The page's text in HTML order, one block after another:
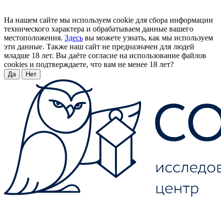
На нашем сайте мы используем cookie для сбора информации
технического характера и обрабатываем данные вашего
местоположения. Здесь вы можете узнать, как мы используем
эти данные. Также наш сайт не предназначен для людей
младше 18 лет. Вы даёте согласие на использование файлов
cookies и подтверждаете, что вам не менее 18 лет?
Да Нет